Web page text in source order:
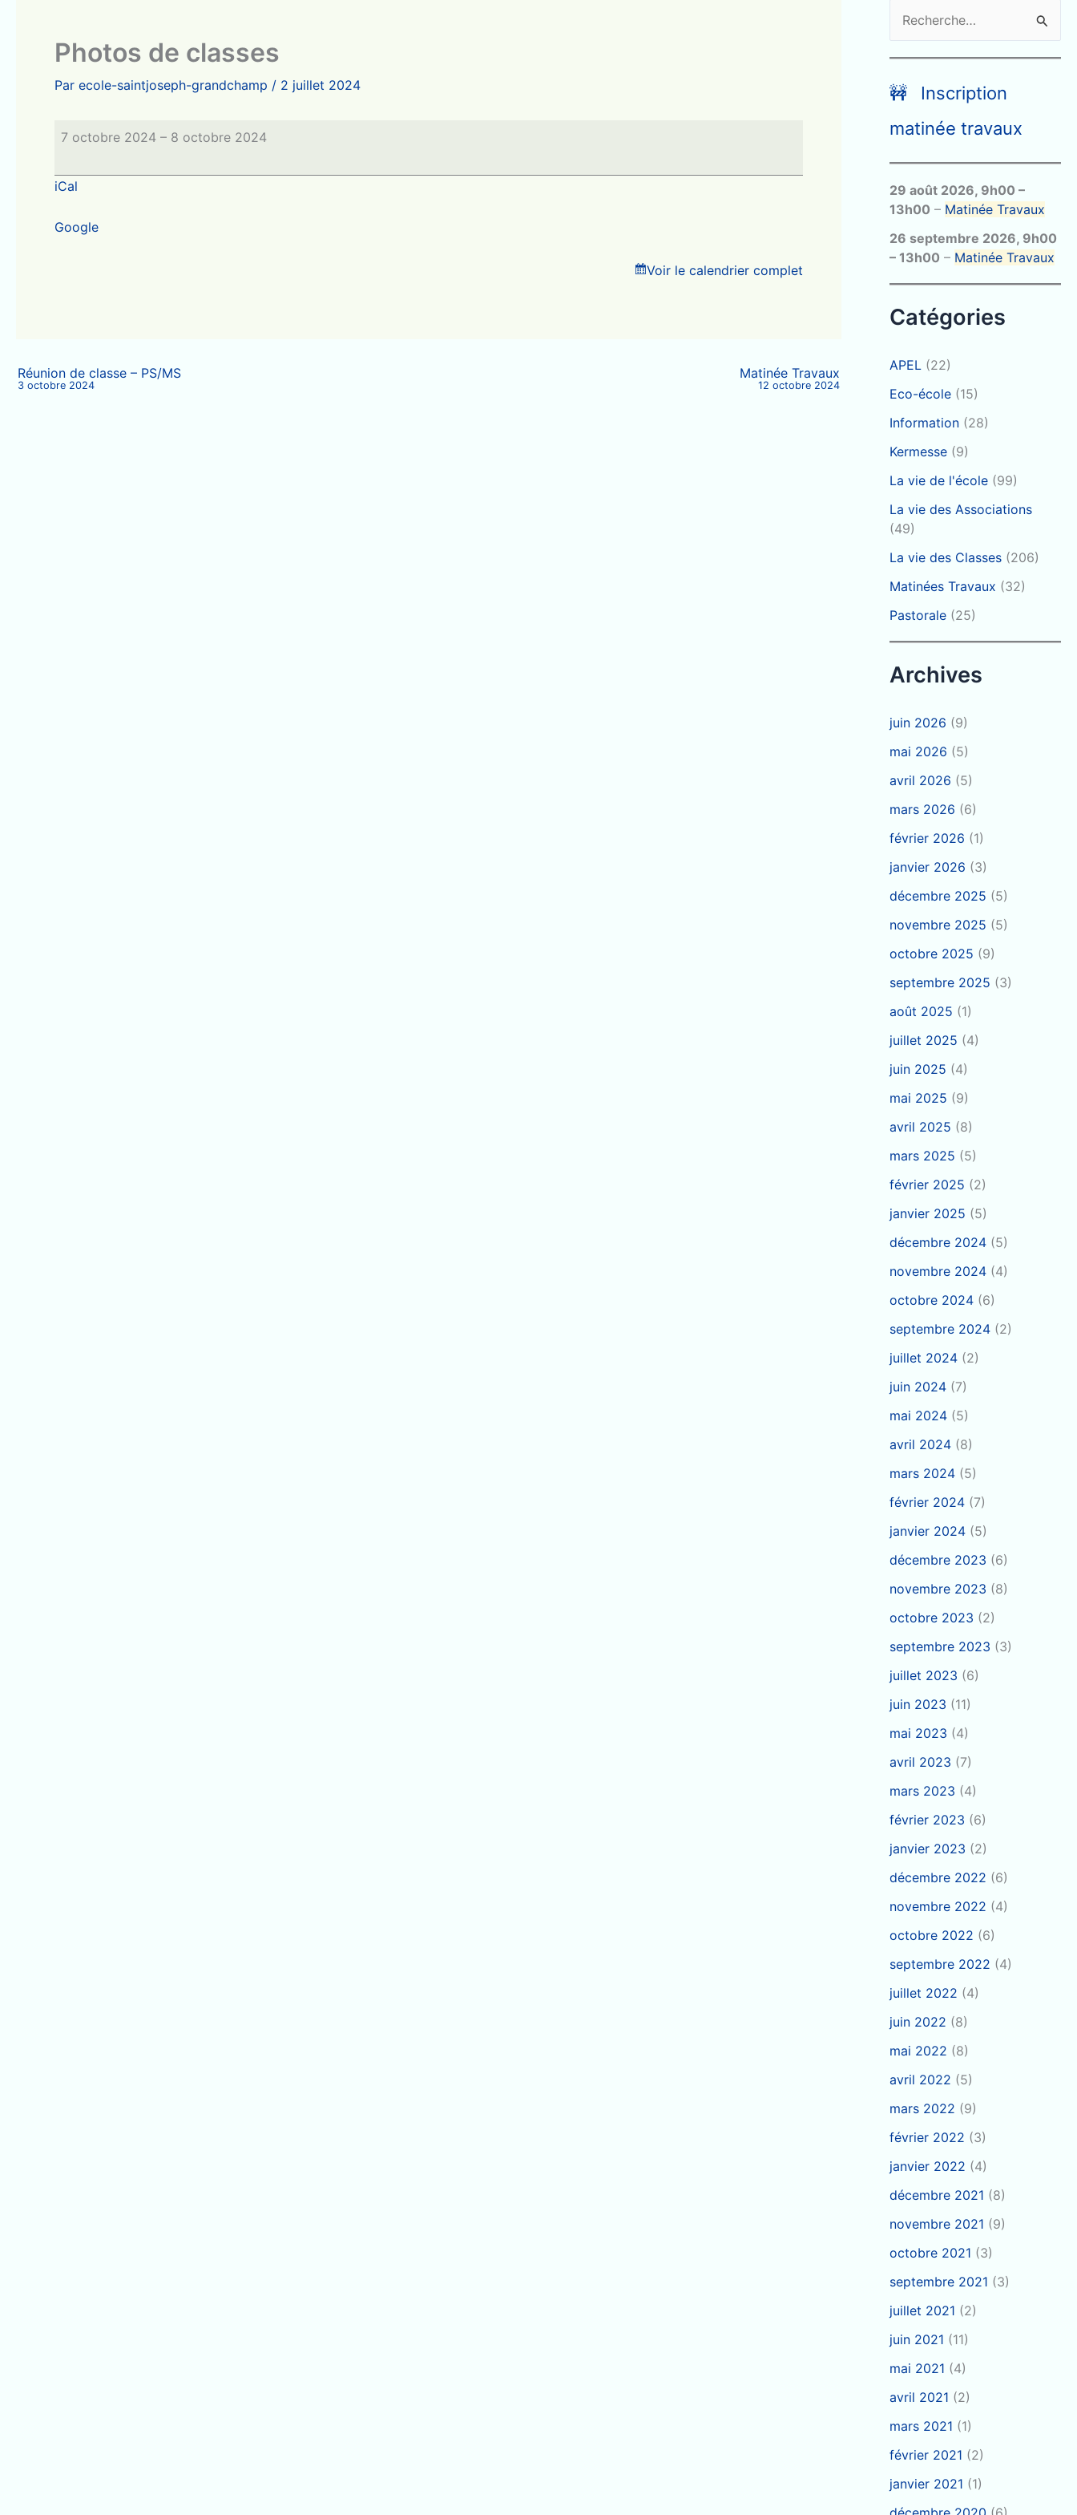
Photos de classes
Par ecole-saintjoseph-grandchamp / 2 juillet 2024
Photos
classes
7 octobre 2024 – 8 octobre 2024
iCal
Google
Voir le calendrier complet
Réunion de classe – PS/MS
3 octobre 2024
Matinée Travaux
12 octobre 2024
e
c
h
r
c
h
e
r
🚧 Inscription
matinée travaux
29 août 2026, 9h00 –
13h00 – Matinée Travaux
26 septembre 2026, 9h00
– 13h00 – Matinée Travaux
Catégories
APEL (22)
Eco-école (15)
Information (28)
Kermesse (9)
La vie de l'école (99)
La vie des Associations
(49)
La vie des Classes (206)
Matinées Travaux (32)
Pastorale (25)
Archives
juin 2026 (9)
mai 2026 (5)
avril 2026 (5)
mars 2026 (6)
février 2026 (1)
janvier 2026 (3)
décembre 2025 (5)
novembre 2025 (5)
octobre 2025 (9)
septembre 2025 (3)
août 2025 (1)
juillet 2025 (4)
juin 2025 (4)
mai 2025 (9)
avril 2025 (8)
mars 2025 (5)
février 2025 (2)
janvier 2025 (5)
décembre 2024 (5)
novembre 2024 (4)
octobre 2024 (6)
septembre 2024 (2)
juillet 2024 (2)
juin 2024 (7)
mai 2024 (5)
avril 2024 (8)
mars 2024 (5)
février 2024 (7)
janvier 2024 (5)
décembre 2023 (6)
novembre 2023 (8)
octobre 2023 (2)
septembre 2023 (3)
juillet 2023 (6)
juin 2023 (11)
mai 2023 (4)
avril 2023 (7)
mars 2023 (4)
février 2023 (6)
janvier 2023 (2)
décembre 2022 (6)
novembre 2022 (4)
octobre 2022 (6)
septembre 2022 (4)
juillet 2022 (4)
juin 2022 (8)
mai 2022 (8)
avril 2022 (5)
mars 2022 (9)
février 2022 (3)
janvier 2022 (4)
décembre 2021 (8)
novembre 2021 (9)
octobre 2021 (3)
septembre 2021 (3)
juillet 2021 (2)
juin 2021 (11)
mai 2021 (4)
avril 2021 (2)
mars 2021 (1)
février 2021 (2)
janvier 2021 (1)